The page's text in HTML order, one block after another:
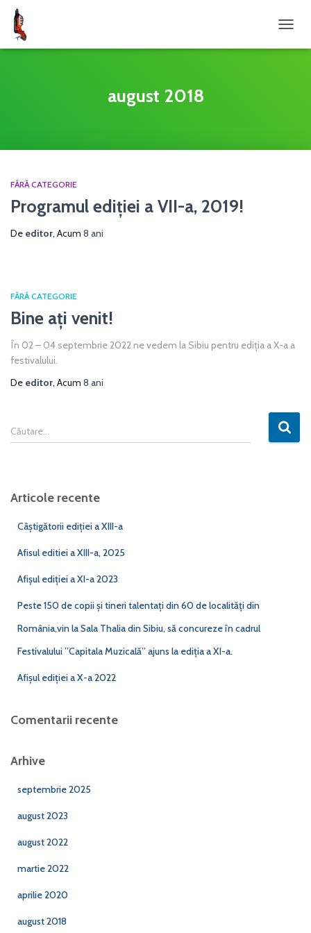
august 2018
FĂRĂ CATEGORIE
Programul ediției a VII-a, 2019!
De editor, Acum 8 ani
FĂRĂ CATEGORIE
Bine aţi venit!
În 02 – 04 septembrie 2022 ne vedem la Sibiu pentru ediţia a X-a a
festivalului.
De editor, Acum 8 ani
C
a
d
Căutare…
Articole recente
Câştigătorii ediţiei a XIII-a
Afisul editiei a XIII-a, 2025
Afișul ediției a XI-a 2023
Peste 150 de copii și tineri talentați din 60 de localități din
România,vin la Sala Thalia din Sibiu, să concureze în cadrul
Festivalului ”Capitala Muzicală” ajuns la ediția a XI-a.
Afișul ediției a X-a 2022
Comentarii recente
Arhive
septembrie 2025
august 2023
august 2022
martie 2022
aprilie 2020
august 2018